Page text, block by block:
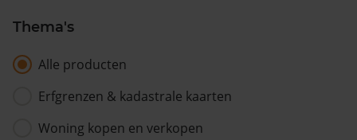
Thema's
Alle producten
Erfgrenzen & kadastrale kaarten
Woning kopen en verkopen